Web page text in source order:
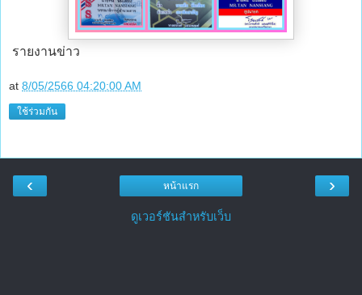
รายงานข่าว
at 8/05/2566 04:20:00 AM
ใช้ร่วมกัน
‹ ›
หน้าแรก
ดูเวอร์ชันสำหรับเว็บ